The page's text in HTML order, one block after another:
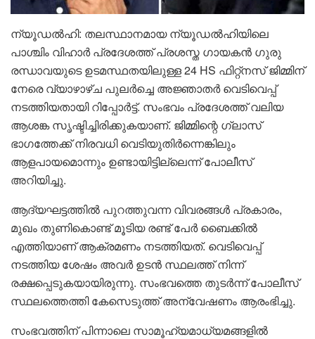
ന്യൂഡൽഹി: തലസ്ഥാനമായ ന്യൂഡൽഹിയിലെ
പാശ്ചിം വിഹാർ പ്രദേശത്ത് പ്രശസ്ത ഗായകൻ ഗുരു
രന്ധാവയുടെ ഉടമസ്ഥതയിലുള്ള 24 HS ഫിറ്റ്‌നസ് ജിമ്മിന്
നേരെ വ്യാഴാഴ്ച പുലർച്ചെ അജ്ഞാതർ വെടിവെപ്പ്
നടത്തിയതായി റിപ്പോർട്ട്. സംഭവം പ്രദേശത്ത് വലിയ
ആശങ്ക സൃഷ്ടിച്ചിരിക്കുകയാണ്. ജിമ്മിന്റെ ഗ്ലാസ്
ഭാഗത്തേക്ക് നിരവധി വെടിയുതിർന്നെങ്കിലും
ആളപായമൊന്നും ഉണ്ടായിട്ടില്ലെന്ന് പോലീസ്
അറിയിച്ചു.
ആദ്യഘട്ടത്തിൽ‍ പുറത്തുവന്ന വിവരങ്ങൾ പ്രകാരം,
മുഖം തുണികൊണ്ട് മൂടിയ രണ്ട് പേർ ബൈക്കിൽ
എത്തിയാണ് ആക്രമണം നടത്തിയത്. വെടിവെപ്പ്
നടത്തിയ ശേഷം അവർ ഉടൻ സ്ഥലത്ത് നിന്ന്
രക്ഷപ്പെടുകയായിരുന്നു. സംഭവത്തെ തുടർന്ന് പോലീസ്
സ്ഥലത്തെത്തി കേസെടുത്ത് അന്വേഷണം ആരംഭിച്ചു.
സംഭവത്തിന് പിന്നാലെ സാമൂഹ്യമാധ്യമങ്ങളിൽ